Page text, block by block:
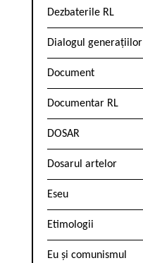
Dezbaterile RL
Dialogul generațiilor
Document
Documentar RL
DOSAR
Dosarul artelor
Eseu
Etimologii
Eu și comunismul